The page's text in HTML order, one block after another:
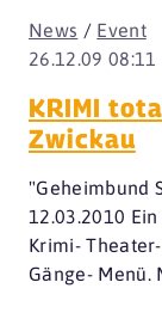
26.12.09 08:11
News / Event
KRIMI
Zwickau
"Geheimbund
12.03.2010
Krimi-
Gänge-